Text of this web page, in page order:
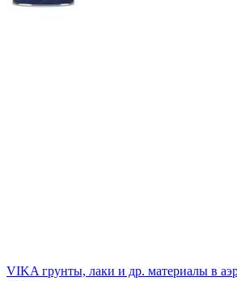
VIKA грунты, лаки и др. материалы в